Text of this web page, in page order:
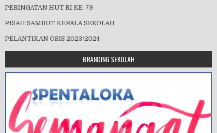
PERINGATAN HUT RI KE-79
PISAH SAMBUT KEPALA SEKOLAH
PELANTIKAN OSIS 2023/2024
BRANDING SEKOLAH